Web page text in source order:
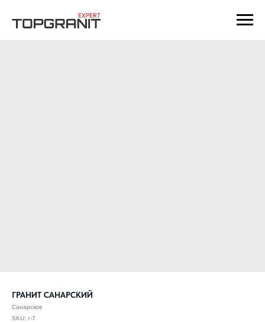
ГРАНИТ САНАРСКИЙ
Санарское
SKU: г-7